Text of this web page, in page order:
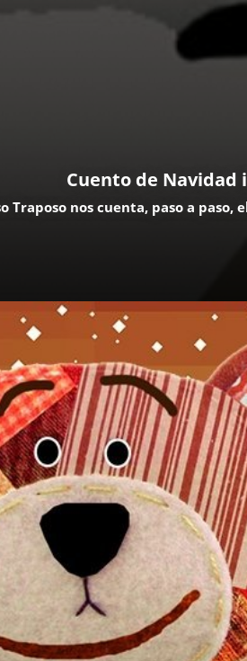
Cuento de Navidad
Traposo nos cuenta, paso a